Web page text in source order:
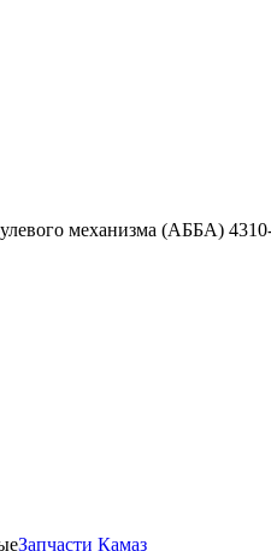
механизма (АББА)
Запчасти Камаз